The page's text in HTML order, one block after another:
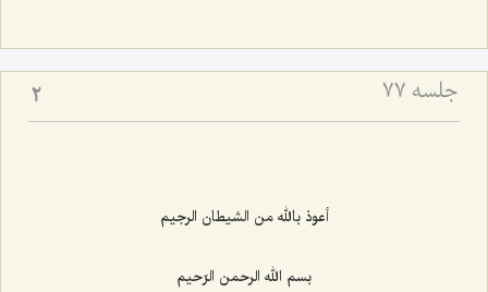
جلسه ۷۷ 2
أعوذ بالله من الشیطان الرجیم
بسم الله الرحمن الرّحیم